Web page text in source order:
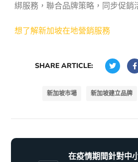
綁服務，聯合品牌策略，同步促銷
想了解新加坡在地營銷服務
SHARE ARTICLE:
新加坡市場 新加坡建立品牌
在疫情期間針對中